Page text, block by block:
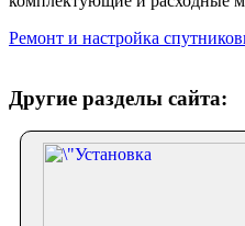
Ремонт и настройка
Другие разделы сайта: